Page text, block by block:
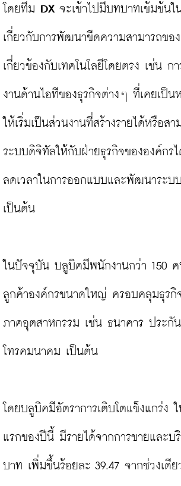
โดยทีม DX จะเข้าไปมีบทบาทเข้มข้น
เกี่ยวกับการพัฒนาขีดความสามารถขอ
เกี่ยวข้องกับเทคโนโลยีโดยตรง เช่น ก
งานด้านไอทีของธุรกิจต่างๆ ที่เคยเป็น
ให้เริ่มเป็นส่วนงานที่สร้างรายได้หรือส
ระบบดิจิทัลให้กับฝ่ายธุรกิจขององค์กร
ลดเวลาในการออกแบบและพัฒนาระบ
เป็นต้น
ในปัจจุบัน บลูบิคมีพนักงานกว่า 150
ลูกค้าองค์กรขนาดใหญ่ ครอบคลุมธุรกิ
ภาคอุตสาหกรรม เช่น ธนาคาร ประกั
โทรคมนาคม เป็นต้น
โดยบลูบิคมีอัตราการเติบโตแข็งแกร่ง
แรกของปีนี้ มีรายได้จากการขายและบ
บาท เพิ่มขึ้นร้อยละ 39.47 จากช่วงเดี